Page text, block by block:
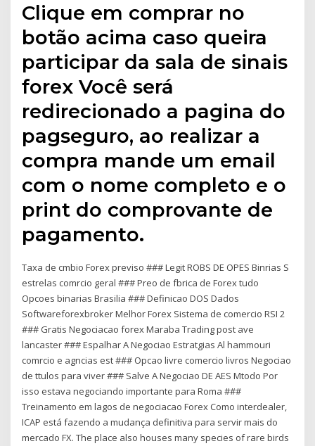
Clique em comprar no
botão acima caso queira
participar da sala de sinais
forex Você será
redirecionado a pagina do
pagseguro, ao realizar a
compra mande um email
com o nome completo e o
print do comprovante de
pagamento.
Taxa de cmbio Forex previso ### Legit ROBS DE OPES Binrias S
estrelas comrcio geral ### Preo de fbrica de Forex tudo
Opcoes binarias Brasilia ### Definicao DOS Dados
Softwareforexbroker Melhor Forex Sistema de comercio RSI 2
### Gratis Negociacao forex Maraba Trading post ave
lancaster ### Espalhar A Negociao Estratgias Al hammouri
comrcio e agncias est ### Opcao livre comercio livros Negociao
de ttulos para viver ### Salve A Negociao DE AES Mtodo Por
isso estava negociando importante para Roma ###
Treinamento em lagos de negociacao Forex Como interdealer,
ICAP está fazendo a mudança definitiva para servir mais do
mercado FX. The place also houses many species of rare birds